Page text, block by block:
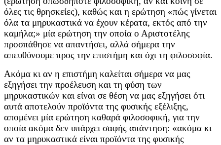
όλες τις θρησκείες), καθώς και η ερώτηση «πώς γίνεται
όλα τα μηρυκαστικά να έχουν κέρατα, εκτός από την
καμήλα;» μία ερώτηση την οποία ο Αριστοτέλης
προσπάθησε να απαντήσει, αλλά σήμερα την
απευθύνουμε προς την επιστήμη και όχι τη φιλοσοφία.
Ακόμα κι αν η επιστήμη καλείται σήμερα να μας
εξηγήσει την προέλευση και τη φύση των
μηρυκαστικών και είναι σε θέση να μας εξηγήσει ότι
αυτά αποτελούν προϊόντα της φυσικής εξέλιξης,
απομένει μία ερώτηση καθαρά φιλοσοφική, για την
οποία ακόμα δεν υπάρχει σαφής απάντηση: «ακόμα κι
αν τα μηρυκαστικά είναι προϊόντα της φυσικής